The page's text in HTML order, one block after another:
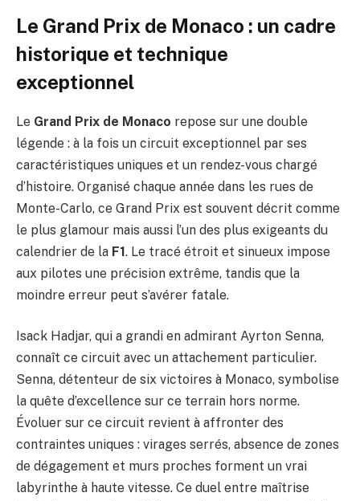
Le Grand Prix de Monaco : un cadre
historique et technique
exceptionnel
Le Grand Prix de Monaco repose sur une double
légende : à la fois un circuit exceptionnel par ses
caractéristiques uniques et un rendez-vous chargé
d’histoire. Organisé chaque année dans les rues de
Monte-Carlo, ce Grand Prix est souvent décrit comme
le plus glamour mais aussi l’un des plus exigeants du
calendrier de la F1. Le tracé étroit et sinueux impose
aux pilotes une précision extrême, tandis que la
moindre erreur peut s’avérer fatale.
Isack Hadjar, qui a grandi en admirant Ayrton Senna,
connaît ce circuit avec un attachement particulier.
Senna, détenteur de six victoires à Monaco, symbolise
la quête d’excellence sur ce terrain hors norme.
Évoluer sur ce circuit revient à affronter des
contraintes uniques : virages serrés, absence de zones
de dégagement et murs proches forment un vrai
labyrinthe à haute vitesse. Ce duel entre maîtrise